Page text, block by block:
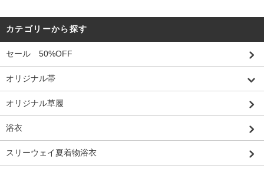
カテゴリーから探す
セール 50%OFF
オリジナル帯
オリジナル草履
浴衣
スリーウェイ夏着物浴衣